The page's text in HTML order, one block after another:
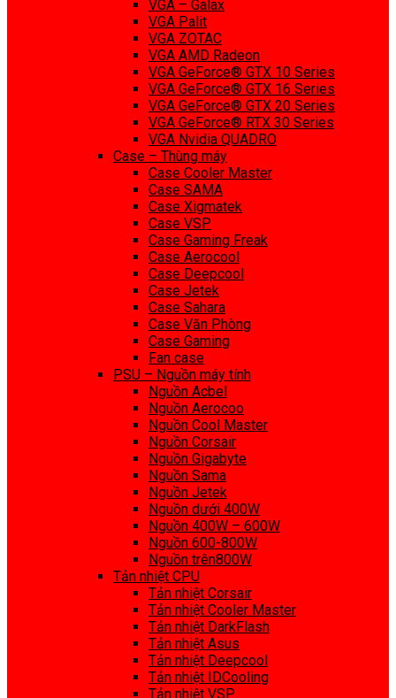
VGA – Galax
VGA Palit
VGA ZOTAC
VGA AMD Radeon
VGA GeForce® GTX 10 Series
VGA GeForce® GTX 16 Series
VGA GeForce® GTX 20 Series
VGA GeForce® RTX 30 Series
VGA Nvidia QUADRO
Case – Thùng máy
Case Cooler Master
Case SAMA
Case Xigmatek
Case VSP
Case Gaming Freak
Case Aerocool
Case Deepcool
Case Jetek
Case Sahara
Case Văn Phòng
Case Gaming
Fan case
PSU – Nguồn máy tính
Nguồn Acbel
Nguồn Aerocoo
Nguồn Cool Master
Nguồn Corsair
Nguồn Gigabyte
Nguồn Sama
Nguồn Jetek
Nguồn dưới 400W
Nguồn 400W – 600W
Nguồn 600-800W
Nguồn trên800W
Tản nhiệt CPU
Tản nhiệt Corsair
Tản nhiệt Cooler Master
Tản nhiệt DarkFlash
Tản nhiệt Asus
Tản nhiệt Deepcool
Tản nhiệt IDCooling
Tản nhiệt VSP